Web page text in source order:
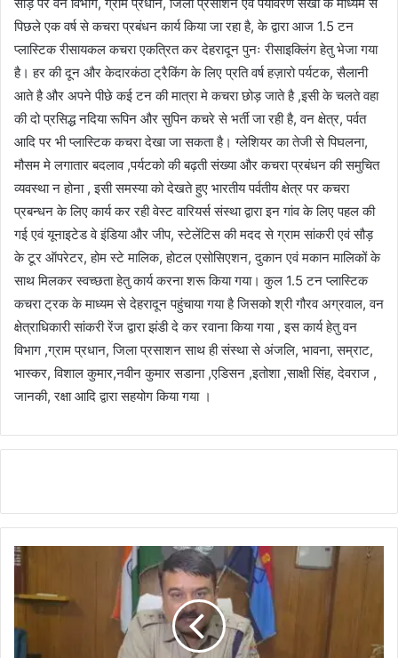
पिछले एक वर्ष से कचरा प्रबंधन कार्य किया जा रहा है, के द्वारा आज 1.5 टन
प्लास्टिक रीसायकल कचरा एकत्रित कर देहरादून पुनः रीसाइक्लिंग हेतु भेजा गया
है। हर की दून और केदारकंठा ट्रैकिंग के लिए प्रति वर्ष हज़ारो पर्यटक, सैलानी
आते है और अपने पीछे कई टन की मात्रा मे कचरा छोड़ जाते है ,इसी के चलते वहा
की दो प्रसिद्ध नदिया रूपिन और सुपिन कचरे से भर्ती जा रही है, वन क्षेत्र, पर्वत
आदि पर भी प्लास्टिक कचरा देखा जा सकता है। ग्लेशियर का तेजी से पिघलना,
मौसम मे लगातार बदलाव ,पर्यटको की बढ़ती संख्या और कचरा प्रबंधन की समुचित
व्यवस्था न होना , इसी समस्या को देखते हुए भारतीय पर्वतीय क्षेत्र पर कचरा
प्रबन्धन के लिए कार्य कर रही वेस्ट वारियर्स संस्था द्वारा इन गांव के लिए पहल की
गई एवं यूनाइटेड वे इंडिया और जीप, स्टेलेंटिस की मदद से ग्राम सांकरी एवं सौड़
के टूर ऑपरेटर, होम स्टे मालिक, होटल एसोसिएशन, दुकान एवं मकान मालिकों के
साथ मिलकर स्वच्छता हेतु कार्य करना शरू किया गया। कुल 1.5 टन प्लास्टिक
कचरा ट्रक के माध्यम से देहरादून पहुंचाया गया है जिसको श्री गौरव अग्रवाल, वन
क्षेत्राधिकारी सांकरी रेंज द्वारा झंडी दे कर रवाना किया गया , इस कार्य हेतु वन
विभाग ,ग्राम प्रधान, जिला प्रसाशन साथ ही संस्था से अंजलि, भावना, सम्राट,
भास्कर, विशाल कुमार,नवीन कुमार सडाना ,एडिसन ,इतोशा ,साक्षी सिंह, देवराज ,
जानकी, रक्षा आदि द्वारा सहयोग किया गया ।